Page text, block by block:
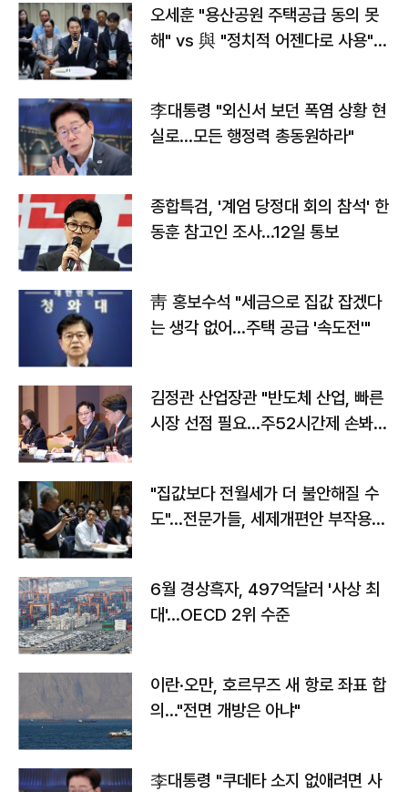
오세훈 "용산공원 주택공급 동의 못
해" vs 與 "정치적 어젠다로 사용"
李대통령 "외신서 보던 폭염 상황 현
실로…모든 행정력 총동원하라"
종합특검, '계엄 당정대 회의 참석' 한
동훈 참고인 조사...12일 통보
靑 홍보수석 "세금으로 집값 잡겠다
는 생각 없어…주택 공급 '속도전'"
김정관 산업장관 "반도체 산업, 빠른
시장 선점 필요…주52시간제 손봐
"집값보다 전월세가 더 불안해질 수
도"…전문가들, 세제개편안 부작용
6월 경상흑자, 497억달러 '사상 최
대'…OECD 2위 수준
이란·오만, 호르무즈 새 항로 좌표 합
의…"전면 개방은 아냐"
李대통령 "쿠데타 소지 없애려면 사